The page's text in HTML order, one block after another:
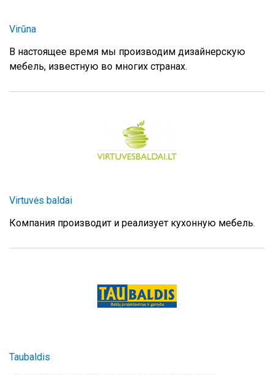
Virūna
В настоящее время мы производим дизайнерскую
мебель, известную во многих странах.
Virtuvės baldai
Компания производит и реализует кухонную мебель.
Taubaldis